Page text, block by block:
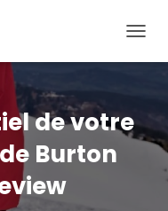
A
L
de votre
Burton